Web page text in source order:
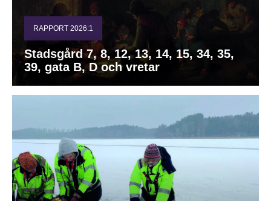
RAPPORT 2026:1
Stadsgård 7, 8, 12, 13, 14, 15, 34, 35,
39, gata B, D och vretar